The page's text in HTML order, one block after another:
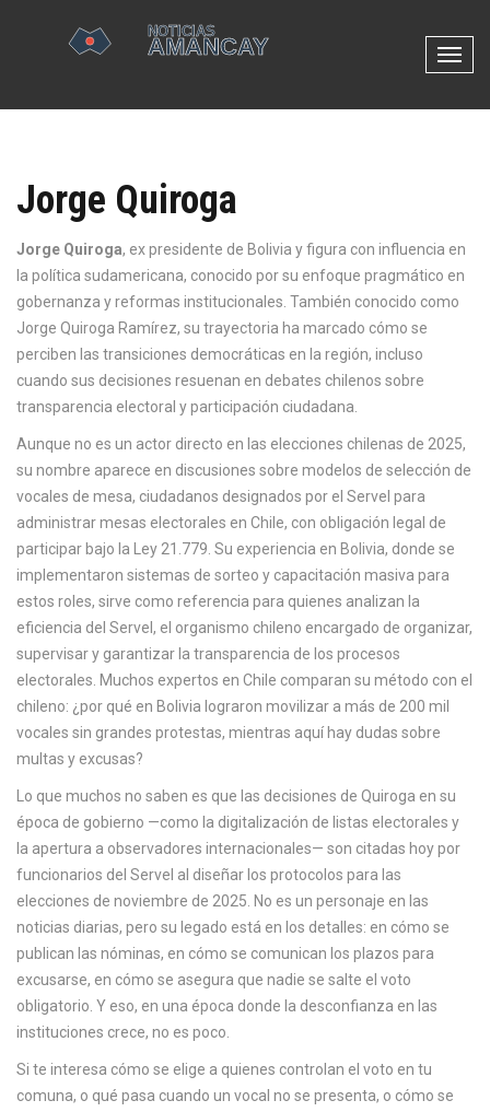
N
v
i
ó
n
a
n
Jorge Quiroga
Jorge Quiroga, ex presidente de Bolivia y figura con influencia en
la política sudamericana, conocido por su enfoque pragmático en
gobernanza y reformas institucionales . También conocido como
Jorge Quiroga Ramírez, su trayectoria ha marcado cómo se
perciben las transiciones democráticas en la región, incluso
cuando sus decisiones resuenan en debates chilenos sobre
transparencia electoral y participación ciudadana.
Aunque no es un actor directo en las elecciones chilenas de 2025,
su nombre aparece en discusiones sobre modelos de selección de
vocales de mesa, ciudadanos designados por el Servel para
administrar mesas electorales en Chile, con obligación legal de
participar bajo la Ley 21.779 . Su experiencia en Bolivia, donde se
implementaron sistemas de sorteo y capacitación masiva para
estos roles, sirve como referencia para quienes analizan la
eficiencia del Servel , el organismo chileno encargado de organizar,
supervisar y garantizar la transparencia de los procesos
electorales . Muchos expertos en Chile comparan su método con el
chileno: ¿por qué en Bolivia lograron movilizar a más de 200 mil
vocales sin grandes protestas, mientras aquí hay dudas sobre
multas y excusas?
Lo que muchos no saben es que las decisiones de Quiroga en su
época de gobierno —como la digitalización de listas electorales y
la apertura a observadores internacionales— son citadas hoy por
funcionarios del Servel al diseñar los protocolos para las
elecciones de noviembre de 2025. No es un personaje en las
noticias diarias, pero su legado está en los detalles: en cómo se
publican las nóminas, en cómo se comunican los plazos para
excusarse, en cómo se asegura que nadie se salte el voto
obligatorio. Y eso, en una época donde la desconfianza en las
instituciones crece, no es poco.
Si te interesa cómo se elige a quienes controlan el voto en tu
comuna, o qué pasa cuando un vocal no se presenta, o cómo se